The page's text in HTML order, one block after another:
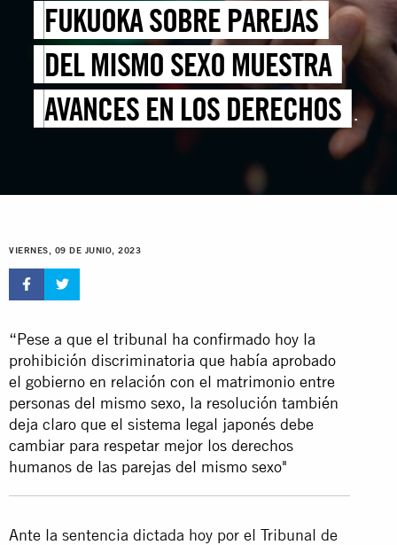
FUKUOKA SOBRE PAREJAS
DEL MISMO SEXO MUESTRA
AVANCES EN LOS DERECHOS
VIERNES, 09 DE JUNIO, 2023
“Pese a que el tribunal ha confirmado hoy la
prohibición discriminatoria que había aprobado
el gobierno en relación con el matrimonio entre
personas del mismo sexo, la resolución también
deja claro que el sistema legal japonés debe
cambiar para respetar mejor los derechos
humanos de las parejas del mismo sexo"
Ante la sentencia dictada hoy por el Tribunal de